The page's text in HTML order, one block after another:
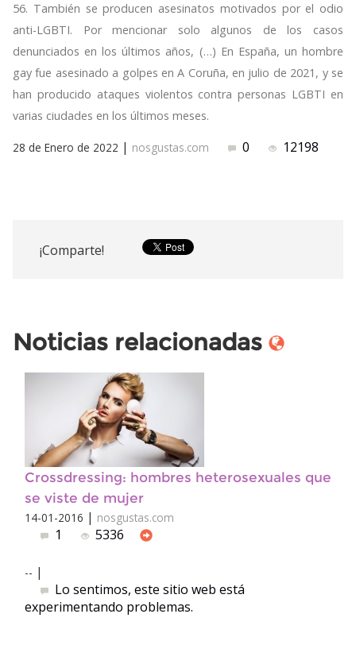
56. También se producen asesinatos motivados por el odio
anti-LGBTI. Por mencionar solo algunos de los casos
denunciados en los últimos años, (…) En España, un hombre
gay fue asesinado a golpes en A Coruña, en julio de 2021, y se
han producido ataques violentos contra personas LGBTI en
varias ciudades en los últimos meses.
28 de Enero de 2022 | nosgustas.com 0 12198
¡Comparte!
Noticias relacionadas
Crossdressing: hombres heterosexuales que
se viste de mujer
14-01-2016 | nosgustas.com
1 5336
-- |
Lo sentimos, este sitio web está
experimentando problemas.